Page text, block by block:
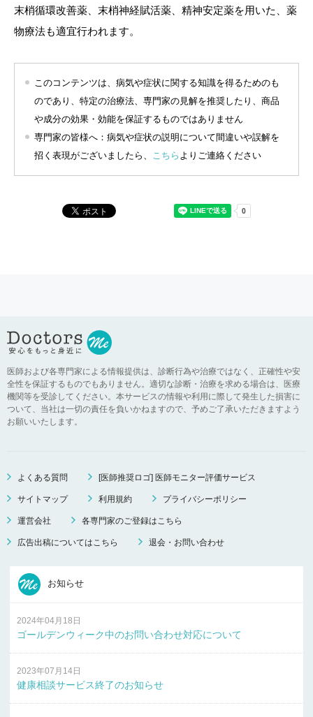
末梢循環改善薬、末梢神経賦活薬、精神安定薬を用いた、薬
物療法も適宜行われます。
このコンテンツは、病気や症状に関する知識を得るためのも
のであり、特定の治療法、専門家の見解を推奨したり、商品
や成分の効果・効能を保証するものではありません
専門家の皆様へ：病気や症状の説明について間違いや誤解を
招く表現がございましたら、
こちら よりご連絡ください
医師および各専門家による情報提供は、診断行為や治療ではなく、正確性や安
全性を保証するものでもありません。適切な診断・治療を求める場合は、医療
機関等を受診してください。本サービスの情報や利用に際して発生した損害に
ついて、当社は一切の責任を負いかねますので、予めご了承いただきますよう
お願いいたします。
よくある質問 [医師推奨ロゴ] 医師モニター評価サービス
サイトマップ 利用規約 プライバシーポリシー
運営会社 各専門家のご登録はこちら
広告出稿についてはこちら 退会・お問い合わせ
お知らせ
2024年04月18日
ゴールデンウィーク中のお問い合わせ対応について
2023年07月14日
健康相談サービス終了のお知らせ